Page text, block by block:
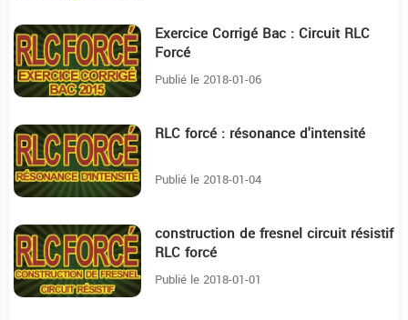
38:58 Exercice Corrigé Bac : Circuit RLC
Forcé
Publié le 2018-01-06
9:23 RLC forcé : résonance d'intensité
Publié le 2018-01-04
4:35 construction de fresnel circuit résistif
RLC forcé
Publié le 2018-01-01